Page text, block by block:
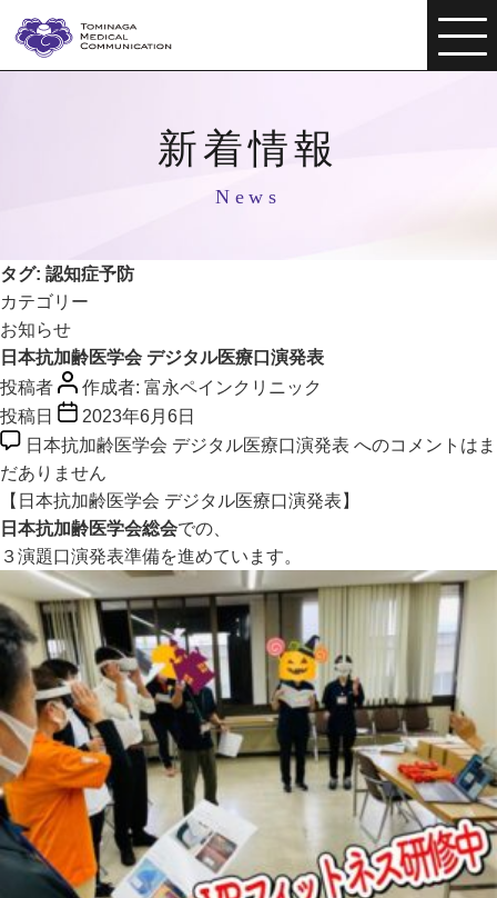
新着情報
News
タグ: 認知症予防
カテゴリー
お知らせ
日本抗加齢医学会 デジタル医療口演発表
投稿者
作成者: 富永ペインクリニック
投稿日
2023年6月6日
日本抗加齢医学会 デジタル医療口演発表 へのコメントはま
だありません
【日本抗加齢医学会 デジタル医療口演発表】
日本抗加齢医学会総会での、
３演題口演発表準備を進めています。